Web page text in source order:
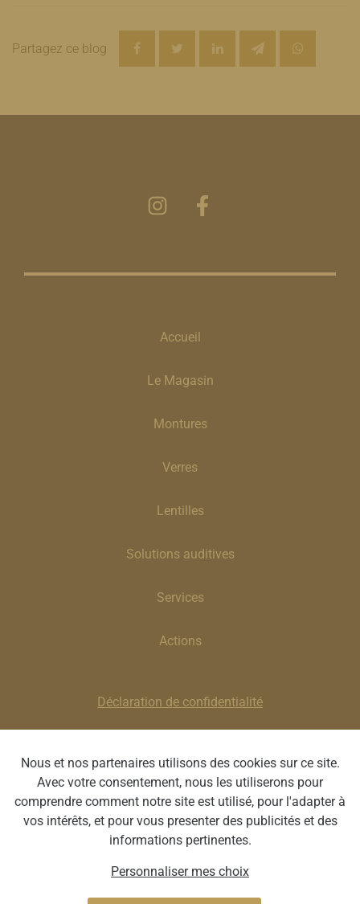
Partagez ce blog
Accueil
Le Magasin
Montures
Verres
Lentilles
Solutions auditives
Services
Actions
Déclaration de confidentialité
Webdesign by Optic Libre
Optique Lauwerys | Place de la Louve 8, 7100 La
Louvière | BE 0418.936.565 | T : 064 22 56 46 | E
:optique@lauwerys.be
Nous et nos partenaires utilisons des cookies sur ce site.
Avec votre consentement, nous les utiliserons pour
comprendre comment notre site est utilisé, pour l'adapter à
vos intérêts, et pour vous presenter des publicités et des
informations pertinentes.
Personnaliser mes choix